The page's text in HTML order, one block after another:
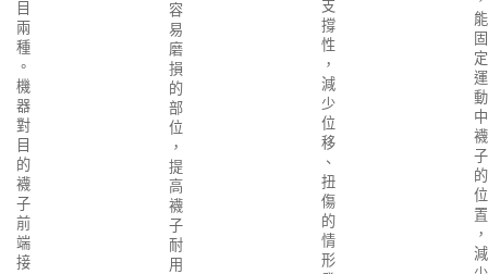
目
兩
種
。
機
器
對
目
的
襪
子
前
端
接
容
易
磨
損
的
部
位
，
提
高
襪
子
耐
用
支
撐
性
，
減
少
位
移
、
扭
傷
的
情
形
能
固
定
運
動
中
襪
子
的
位
置
，
減